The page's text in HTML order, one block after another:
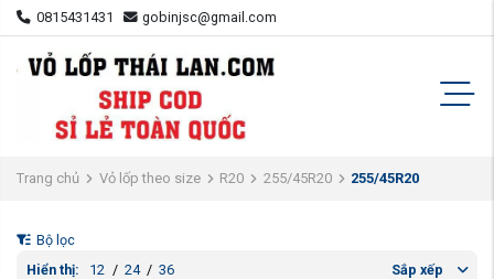
0815431431 gobinjsc@gmail.com
Trang chủ Vỏ lốp theo size R20 255/45R20 255/45R20
Bộ lọc
Hiển thị:
12 / 24 / 36 Sắp xếp